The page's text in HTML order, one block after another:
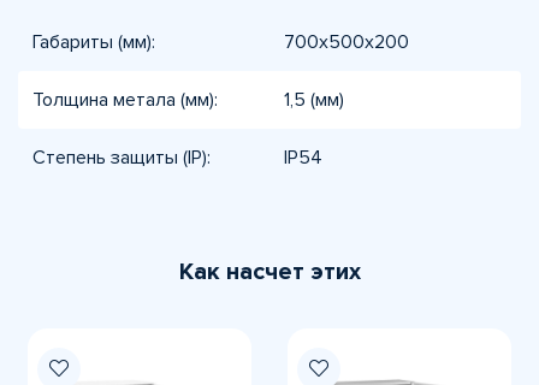
Габариты (мм): 700x500x200
Толщина метала (мм): 1,5 (мм)
Степень защиты (IP): IP54
Как насчет этих